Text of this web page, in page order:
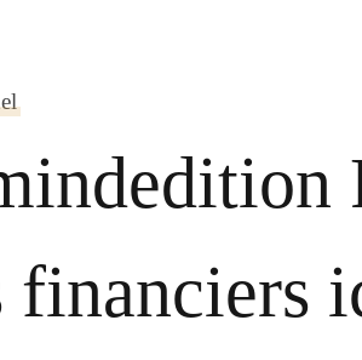
financiers